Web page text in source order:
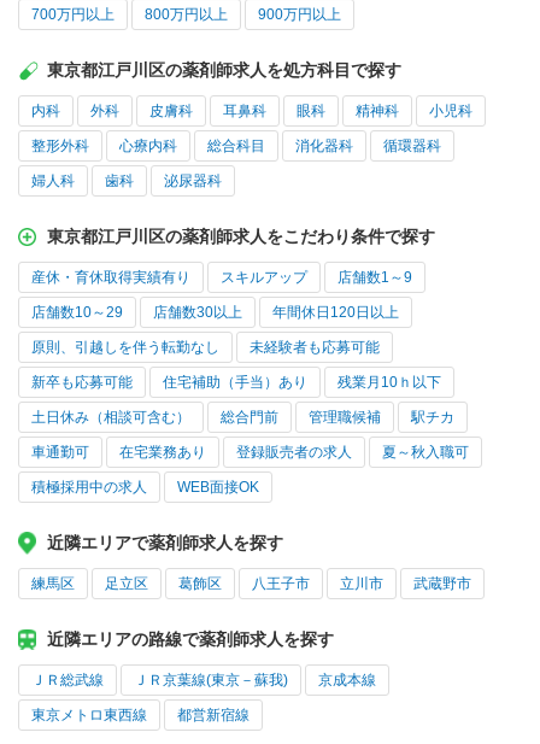
700万円以上 800万円以上 900万円以上
東京都江戸川区の薬剤師求人を処方科目で探す
内科 外科 皮膚科 耳鼻科 眼科 精神科 小児科
整形外科 心療内科 総合科目 消化器科 循環器科
婦人科 歯科 泌尿器科
東京都江戸川区の薬剤師求人をこだわり条件で探す
産休・育休取得実績有り スキルアップ 店舗数1～9
店舗数10～29 店舗数30以上 年間休日120日以上
原則、引越しを伴う転勤なし 未経験者も応募可能
新卒も応募可能 住宅補助（手当）あり 残業月10ｈ以下
土日休み（相談可含む） 総合門前 管理職候補 駅チカ
車通勤可 在宅業務あり 登録販売者の求人 夏～秋入職可
積極採用中の求人 WEB面接OK
近隣エリアで薬剤師求人を探す
練馬区 足立区 葛飾区 八王子市 立川市 武蔵野市
近隣エリアの路線で薬剤師求人を探す
ＪＲ総武線 ＪＲ京葉線(東京－蘇我) 京成本線
東京メトロ東西線 都営新宿線